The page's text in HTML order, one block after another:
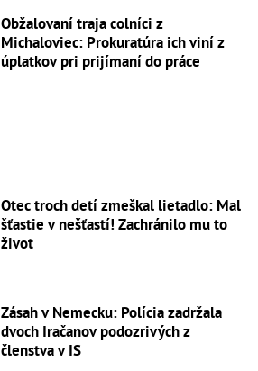
Obžalovaní traja colníci z
Michaloviec: Prokuratúra ich viní z
úplatkov pri prijímaní do práce
Otec troch detí zmeškal lietadlo: Mal
šťastie v nešťastí! Zachránilo mu to
život
Zásah v Nemecku: Polícia zadržala
dvoch Iračanov podozrivých z
členstva v IS